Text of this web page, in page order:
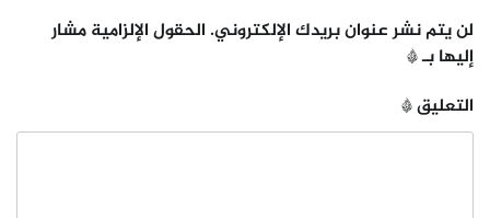
لن يتم نشر عنوان بريدك الإلكتروني. الحقول الإلزامية مشار
إليها بـ*
التعليق*